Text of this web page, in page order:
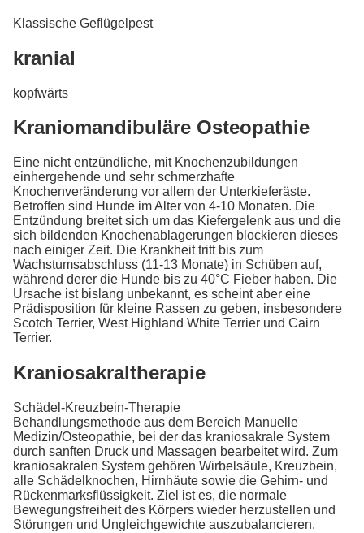
Klassische Geflügelpest
kranial
kopfwärts
Kraniomandibuläre Osteopathie
Eine nicht entzündliche, mit Knochenzubildungen
einhergehende und sehr schmerzhafte
Knochenveränderung vor allem der Unterkieferäste.
Betroffen sind Hunde im Alter von 4-10 Monaten. Die
Entzündung breitet sich um das Kiefergelenk aus und die
sich bildenden Knochenablagerungen blockieren dieses
nach einiger Zeit. Die Krankheit tritt bis zum
Wachstumsabschluss (11-13 Monate) in Schüben auf,
während derer die Hunde bis zu 40°C Fieber haben. Die
Ursache ist bislang unbekannt, es scheint aber eine
Prädisposition für kleine Rassen zu geben, insbesondere
Scotch Terrier, West Highland White Terrier und Cairn
Terrier.
Kraniosakraltherapie
Schädel-Kreuzbein-Therapie
Behandlungsmethode aus dem Bereich Manuelle
Medizin/Osteopathie, bei der das kraniosakrale System
durch sanften Druck und Massagen bearbeitet wird. Zum
kraniosakralen System gehören Wirbelsäule, Kreuzbein,
alle Schädelknochen, Hirnhäute sowie die Gehirn- und
Rückenmarksflüssigkeit. Ziel ist es, die normale
Bewegungsfreiheit des Körpers wieder herzustellen und
Störungen und Ungleichgewichte auszubalancieren.